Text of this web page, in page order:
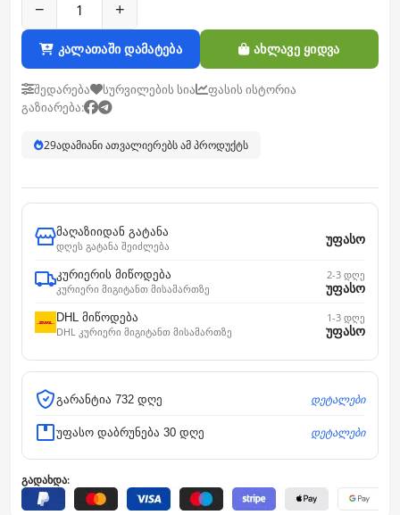
− +
კალათაში დამატება ახლავე ყიდვა
შედარება სურვილების სია
ფასის ისტორია
გაზიარება:
28ადამიანი ათვალიერებს ამ პროდუქტს
მაღაზიიდან გატანა
დღეს გატანა შეიძლება
უფასო
კურიერის მიწოდება
კურიერი მიგიტანთ მისამართზე
2-3 დღე
უფასო
DHL მიწოდება
DHL კურიერი მიგიტანთ მისამართზე
1-3 დღე
უფასო
გარანტია 732 დღე დეტალები
უფასო დაბრუნება 30 დღე დეტალები
გადახდა: